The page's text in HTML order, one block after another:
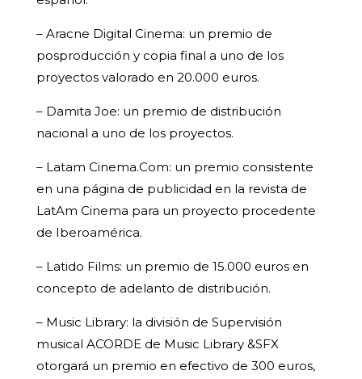
– Aracne Digital Cinema: un premio de
posproducción y copia final a uno de los
proyectos valorado en 20.000 euros.
– Damita Joe: un premio de distribución
nacional a uno de los proyectos.
– Latam Cinema.Com: un premio consistente
en una página de publicidad en la revista de
LatAm Cinema para un proyecto procedente
de Iberoamérica.
– Latido Films: un premio de 15.000 euros en
concepto de adelanto de distribución.
– Music Library: la división de Supervisión
musical ACORDE de Music Library &SFX
otorgará un premio en efectivo de 300 euros,